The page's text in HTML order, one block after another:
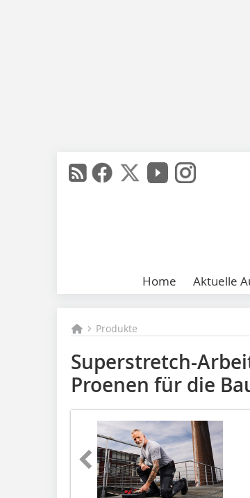
Home Aktuelle
Produkte
Superstretch-
Proenen für die